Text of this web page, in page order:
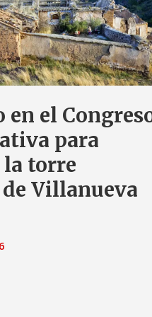
en el
para
torre
Villanueva